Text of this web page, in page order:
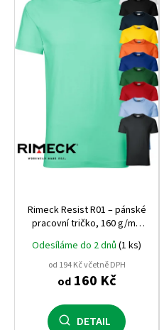
Rimeck Resist R01 – pánské
pracovní tričko, 160 g/m²,
praní až na 95 °C
Odesíláme do 2 dnů (1 ks)
od 194 Kč včetně DPH
od160 Kč
DETAIL